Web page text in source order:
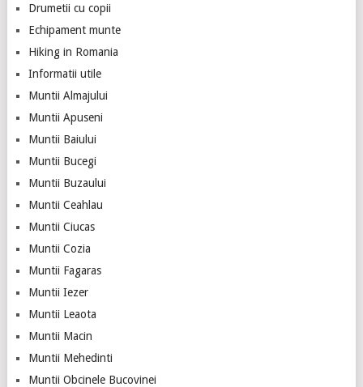
Drumetii cu copii
Echipament munte
Hiking in Romania
Informatii utile
Muntii Almajului
Muntii Apuseni
Muntii Baiului
Muntii Bucegi
Muntii Buzaului
Muntii Ceahlau
Muntii Ciucas
Muntii Cozia
Muntii Fagaras
Muntii Iezer
Muntii Leaota
Muntii Macin
Muntii Mehedinti
Muntii Obcinele Bucovinei